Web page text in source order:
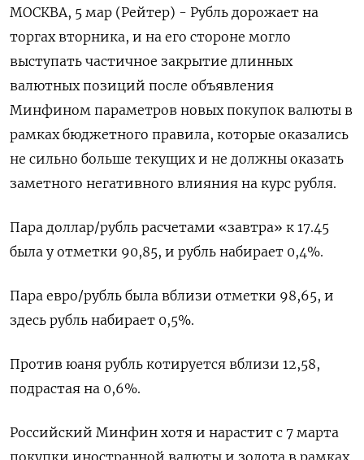
МОСКВА, 5 мар (Рейтер) - Рубль дорожает на
торгах вторника, и на его стороне могло
выступать частичное закрытие длинных
валютных позиций после объявления
Минфином параметров новых покупок валюты в
рамках бюджетного правила, которые оказались
не сильно больше текущих и не должны оказать
заметного негативного влияния на курс рубля.
Пара доллар/рубль расчетами «завтра» к 17.45
была у отметки 90,85, и рубль набирает 0,4%.
Пара евро/рубль была вблизи отметки 98,65, и
здесь рубль набирает 0,5%.
Против юаня рубль котируется вблизи 12,58,
подрастая на 0,6%.
Российский Минфин хотя и нарастит с 7 марта
покупки иностранной валюты и золота в рамках